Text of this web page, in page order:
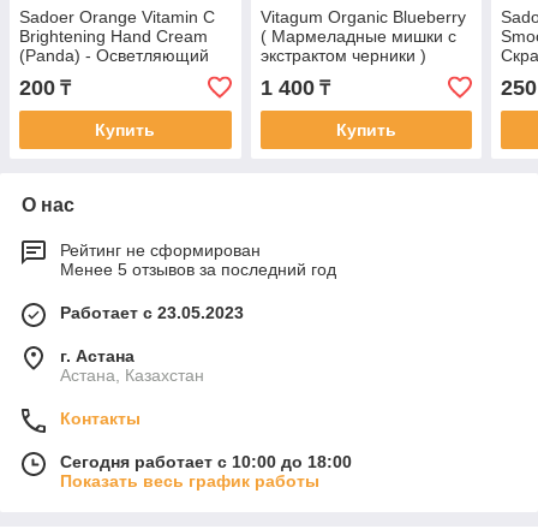
Sadoer Orange Vitamin C
Brightening Hand Cream
(Panda) - Осветляющий
крем для рук с
апельсином и витамином
С ( Панда ) 60 г
200 ₸
Купить
Vitagum Organic Blueberry
( Мармеладные мишки с
экстрактом черники )
калий, кальций, магний,
фосфор, натрий 40
1 400₸
Купить
100
250
О нас
Рейтинг не сформирован
Менее 5 отзывов за последний год
Работает с 23.05.2023
г. Астана
Астана, Казахстан
Контакты
Сегодня работает с 10:00 до 18:00
Показать весь график работы